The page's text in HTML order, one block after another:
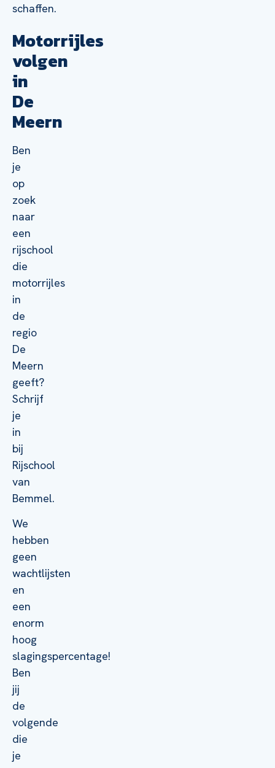
schaffen.
Motorrijles
volgen
in
De
Meern
Ben
je
op
zoek
naar
een
rijschool
die
motorrijles
in
de
regio
De
Meern
geeft?
Schrijf
je
in
bij
Rijschool
van
Bemmel.
We
hebben
geen
wachtlijsten
en
een
enorm
hoog
slagingspercentage!
Ben
jij
de
volgende
die
je